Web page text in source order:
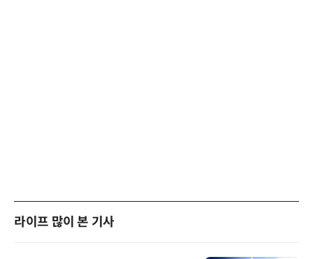
라이프 많이 본 기사